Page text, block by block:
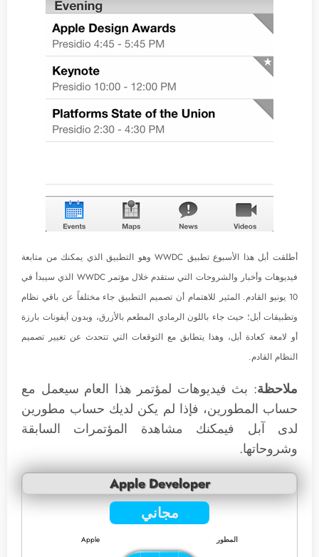
أطلقت أبل هذا الأسبوع تطبيق WWDC وهو التطبيق الذي يمكنك من متابعة
فيديوهات وأخبار والشروحات التي ستقدم خلال مؤتمر WWDC الذي سيبدأ في
10 يونيو القادم. المثير للاهتمام أن تصميم التطبيق جاء مختلفاً عن باقي نظام
وتطبيقات أبل؛ حيث جاء باللون الرمادي المطعم بالأزرق، وبدون أيقونات بارزة
أو لامعة كعادة أبل، وهذا يتطابق مع التوقعات التي تتحدث عن تغيير تصميم
النظام القادم.
ملاحظة: بث فيديوهات لمؤتمر هذا العام سيعمل مع
حساب المطورين، فإذا لم يكن لديك حساب مطورين
لدى آبل فيمكنك مشاهدة المؤتمرات السابقة
وشروحاتها.
Apple Developer
مجاني
المطور Apple